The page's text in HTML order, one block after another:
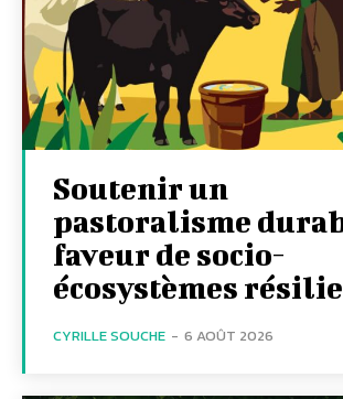
Soutenir un
pastoralisme
faveur de socio-
écosystèmes
CYRILLE SOUCHE - 6 AOÛT 2026